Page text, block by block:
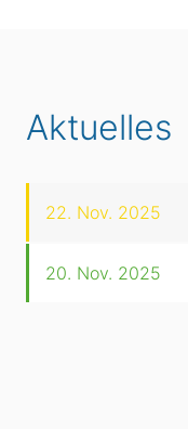
Aktuelles
22. Nov. 2025
20. Nov. 2025